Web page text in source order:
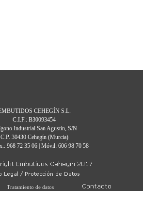
Tratamiento de datos
CEHEGÍN S.L.
C.I.F.: B30093454
Industrial San Agustín, S/N
C.P. 30430 Cehegín (Murcia)
968 72 35 06 | Móvil: 606 98 70 58